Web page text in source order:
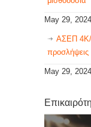
May 29, 2024
ΑΣΕΠ 4Κ/
προσλήψεις
May 29, 2024